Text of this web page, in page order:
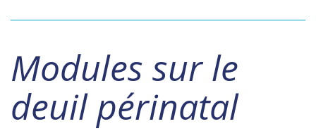
Modules sur le
deuil périnatal